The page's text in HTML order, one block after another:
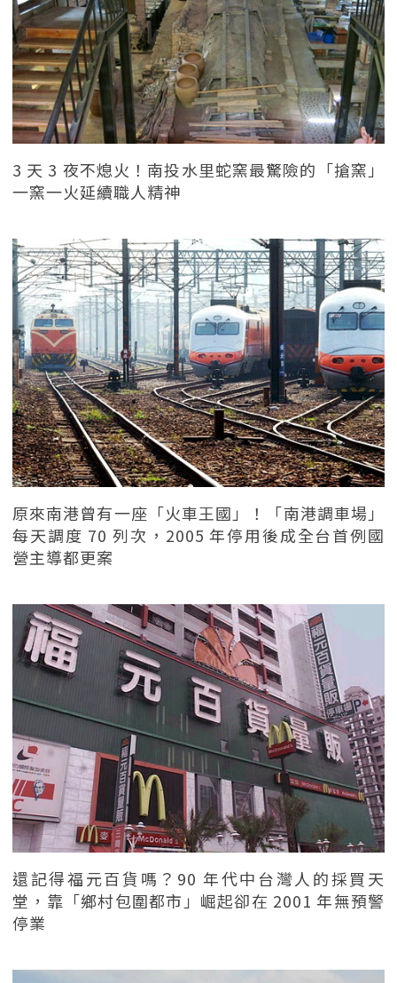
3 天 3 夜不熄火！南投水里蛇窯最驚險的「搶窯」
一窯一火延續職人精神
原來南港曾有一座「火車王國」！「南港調車場」
每天調度 70 列次，2005 年停用後成全台首例國
營主導都更案
還記得福元百貨嗎？90 年代中台灣人的採買天
堂，靠「鄉村包圍都市」崛起卻在 2001 年無預警
停業